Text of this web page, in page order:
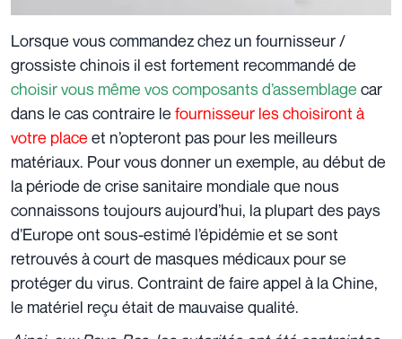
Lorsque vous commandez chez un fournisseur /
grossiste chinois il est fortement recommandé de
choisir vous même vos composants d’assemblage car
dans le cas contraire le fournisseur les choisiront à
votre place et n’opteront pas pour les meilleurs
matériaux. Pour vous donner un exemple, au début de
la période de crise sanitaire mondiale que nous
connaissons toujours aujourd’hui, la plupart des pays
d’Europe ont sous-estimé l’épidémie et se sont
retrouvés à court de masques médicaux pour se
protéger du virus. Contraint de faire appel à la Chine,
le matériel reçu était de mauvaise qualité.